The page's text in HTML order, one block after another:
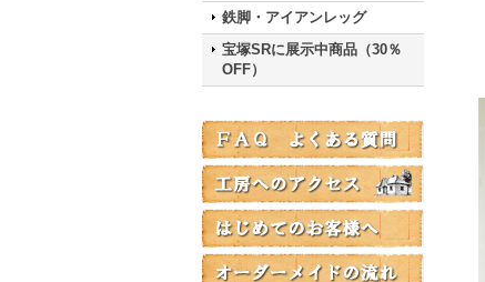
鉄脚・アイアンレッグ
宝塚SRに展示中商品（30％
OFF）